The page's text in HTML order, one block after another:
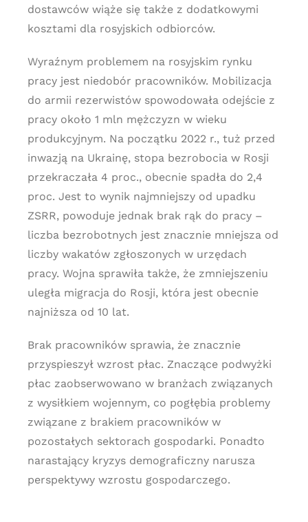
dostawców wiąże się także z dodatkowymi
kosztami dla rosyjskich odbiorców.
Wyraźnym problemem na rosyjskim rynku
pracy jest niedobór pracowników. Mobilizacja
do armii rezerwistów spowodowała odejście z
pracy około 1 mln mężczyzn w wieku
produkcyjnym. Na początku 2022 r., tuż przed
inwazją na Ukrainę, stopa bezrobocia w Rosji
przekraczała 4 proc., obecnie spadła do 2,4
proc. Jest to wynik najmniejszy od upadku
ZSRR, powoduje jednak brak rąk do pracy –
liczba bezrobotnych jest znacznie mniejsza od
liczby wakatów zgłoszonych w urzędach
pracy. Wojna sprawiła także, że zmniejszeniu
uległa migracja do Rosji, która jest obecnie
najniższa od 10 lat.
Brak pracowników sprawia, że znacznie
przyspieszył wzrost płac. Znaczące podwyżki
płac zaobserwowano w branżach związanych
z wysiłkiem wojennym, co pogłębia problemy
związane z brakiem pracowników w
pozostałych sektorach gospodarki. Ponadto
narastający kryzys demograficzny narusza
perspektywy wzrostu gospodarczego.